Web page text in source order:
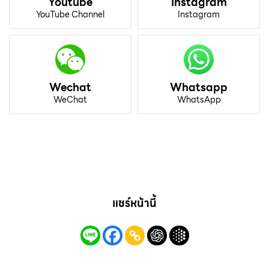
YouTube Channel Instagram
Wechat
WeChat
Whatsapp
WhatsApp
แชร์หน้านี้